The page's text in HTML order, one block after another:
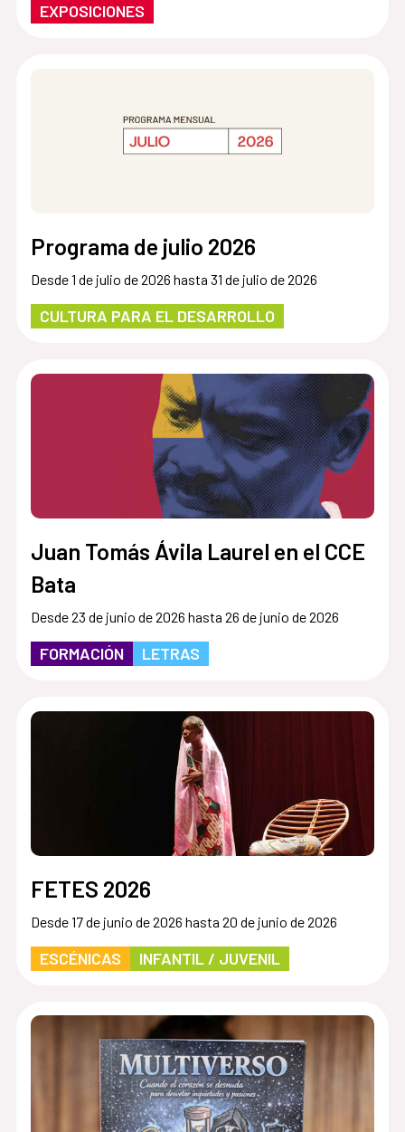
EXPOSICIONES
Programa de julio 2026
Desde 1 de julio de 2026 hasta 31 de julio de 2026
CULTURA PARA EL DESARROLLO
Juan Tomás Ávila Laurel en el CCE
Bata
Desde 23 de junio de 2026 hasta 26 de junio de 2026
FORMACIÓN LETRAS
FETES 2026
Desde 17 de junio de 2026 hasta 20 de junio de 2026
ESCÉNICAS INFANTIL / JUVENIL